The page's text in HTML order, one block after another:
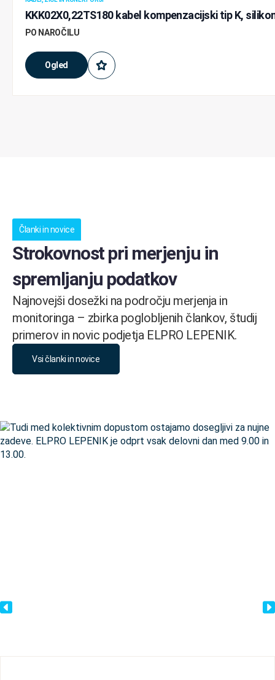
KKK02X0,22TS180 kabel kompenzacijski tip K,
Ogled
PO NAROČILU
Članki in novice
Strokovnost pri merjenju in
spremljanju podatkov
Najnovejši dosežki na področju merjenja in
monitoringa – zbirka poglobljenih člankov, študij
primerov in novic podjetja ELPRO LEPENIK.
Vsi članki in novice